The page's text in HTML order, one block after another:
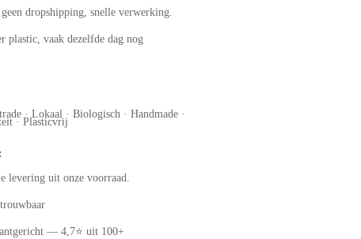
dropshipping, snelle verwerking.
plastic, vaak dezelfde dag nog
· Lokaal · Biologisch · Handmade ·
· Plasticvrij
levering uit onze voorraad.
— 4,7⭐ uit 100+